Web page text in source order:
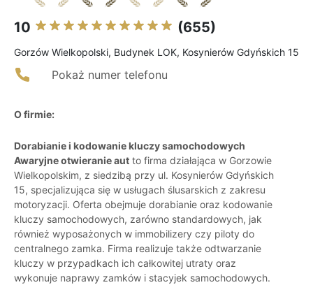
10 (655)
Gorzów Wielkopolski, Budynek LOK, Kosynierów Gdyńskich 15
Pokaż numer telefonu
O firmie:
Dorabianie i kodowanie kluczy samochodowych
Awaryjne otwieranie aut to firma działająca w Gorzowie
Wielkopolskim, z siedzibą przy ul. Kosynierów Gdyńskich
15, specjalizująca się w usługach ślusarskich z zakresu
motoryzacji. Oferta obejmuje dorabianie oraz kodowanie
kluczy samochodowych, zarówno standardowych, jak
również wyposażonych w immobilizery czy piloty do
centralnego zamka. Firma realizuje także odtwarzanie
kluczy w przypadkach ich całkowitej utraty oraz
wykonuje naprawy zamków i stacyjek samochodowych.